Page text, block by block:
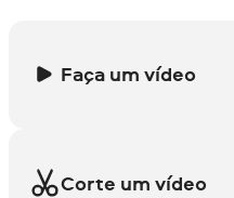
Faça um vídeo
Corte um vídeo